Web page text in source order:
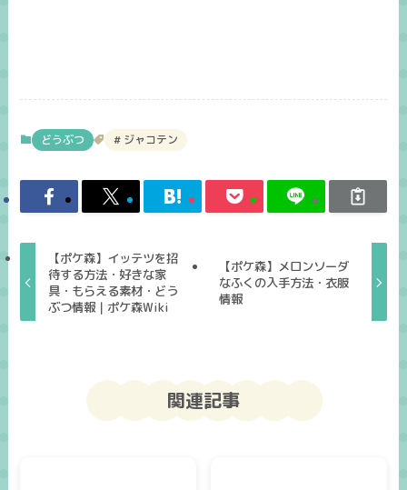
どうぶつ ジャコテン
【ポケ森】イッテツを招
待する方法・好きな家
具・もらえる素材・どう
ぶつ情報｜ポケ森Wiki
【ポケ森】メロンソーダ
なふくの入手方法・衣服
情報
関連記事